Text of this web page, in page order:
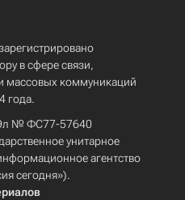
в сфере связи,
массовых коммуникаций
года.
Эл № ФС77-57640
унитарное
агентство
сегодня»).